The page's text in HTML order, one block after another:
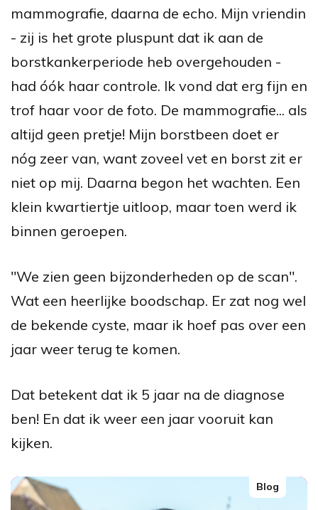
mammografie, daarna de echo. Mijn vriendin
- zij is het grote pluspunt dat ik aan de
borstkankerperiode heb overgehouden -
had óók haar controle. Ik vond dat erg fijn en
trof haar voor de foto. De mammografie... als
altijd geen pretje! Mijn borstbeen doet er
nóg zeer van, want zoveel vet en borst zit er
niet op mij. Daarna begon het wachten. Een
klein kwartiertje uitloop, maar toen werd ik
binnen geroepen.
"We zien geen bijzonderheden op de scan".
Wat een heerlijke boodschap. Er zat nog wel
de bekende cyste, maar ik hoef pas over een
jaar weer terug te komen.
Dat betekent dat ik 5 jaar na de diagnose
ben! En dat ik weer een jaar vooruit kan
kijken.
Blog